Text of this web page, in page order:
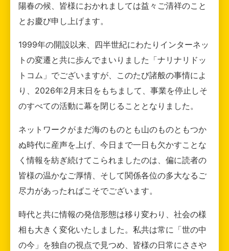
陽春の候、皆様におかれましては益々ご清祥のこと
とお慶び申し上げます。
1999年の開設以来、四半世紀にわたりインターネッ
トの変遷と共に歩んでまいりました「ナリナリドッ
トコム」でございますが、このたび諸般の事情によ
り、2026年2月末日をもちまして、事業を停止しそ
のすべての活動に幕を閉じることとなりました。
ネットワークがまだ海のものとも山のものともつか
ぬ時代に産声を上げ、今日まで一日も欠かすことな
く情報を紡ぎ続けてこられましたのは、偏に読者の
皆様の温かなご厚情、そして関係各位の多大なるご
尽力があったればこそでございます。
時代と共に情報の発信形態は移り変わり、社会の様
相も大きく変化いたしました。私共は常に「世の中
の今」を独自の視点で見つめ、皆様の日常にささや